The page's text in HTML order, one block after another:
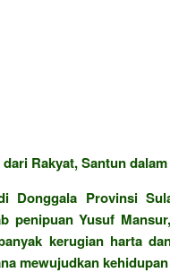
Rakyat, Santun
Donggala Provinsi
penipuan Yusuf
kerugian harta
mewujudkan